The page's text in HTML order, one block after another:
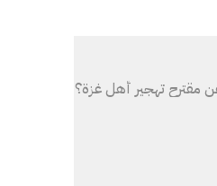
مقترح تهجير أهل غزة؟